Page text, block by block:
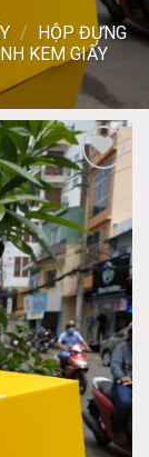
/ HỘP ĐỰNG
KEM GIẤY
Add
to
wishlist